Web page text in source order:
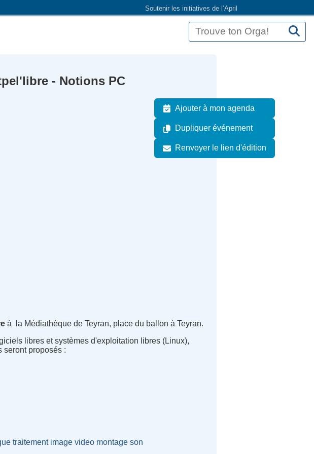
Soutenir les initiatives de l’April
- Notions PC
Ajouter à mon agenda
Dupliquer événement
Renvoyer le lien d'édition
à la Médiathèque de Teyran, place du ballon à Teyran.
libres et systèmes d'exploitation libres (Linux),
seront proposés :
traitement image video montage son